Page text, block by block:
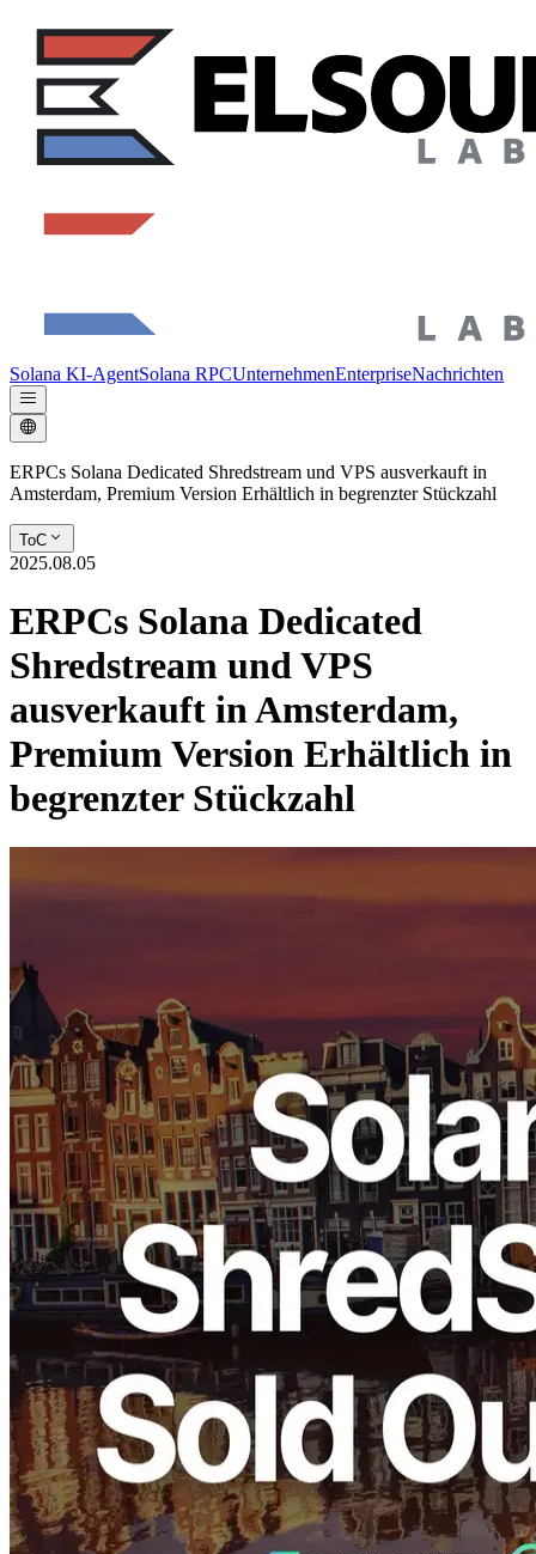
Solana KI-AgentSolana RPCUnternehmenEnterpriseNachrichten
ERPCs Solana Dedicated Shredstream und VPS ausverkauft in
Amsterdam, Premium Version Erhältlich in begrenzter Stückzahl
ToC
2025.08.05
ERPCs Solana Dedicated
Shredstream und VPS
ausverkauft in Amsterdam,
Premium Version Erhältlich in
begrenzter Stückzahl
ELSOUL LABO B.V. (Hauptsitz: Amsterdam, Niederlande; CEO:
Fumitake Kawasaki) und Validators DAO freuen sich, bekannt zu
geben, dass die kürzlich wiederaufgenommene Solana Dedicated
Shredstream und leistungsstarke EPYC VPS "VPS++" in der
Region Amsterdam haben außergewöhnliches Feedback erhalten
und schnell ausverkauft.
Wir danken Ihnen herzlich für Ihre weitere Unterstützung.
Warum Amsterdam Region weiterhin
schnell verkaufen
Solana-Netzwerkdaten:
Validators Solutions
Amsterdam ist einer der größten Rechenzentren Europas und
beherbergt Europas größte Börse, zahlreiche Internetbörsen (IX)
und globale Netzwerkgesellschaften. Diese Premium-
Netzwerkumgebung eignet sich ideal für Blockchain-Projekte wie
Solana, die eine Echtzeit-Verarbeitung erfordern, bietet